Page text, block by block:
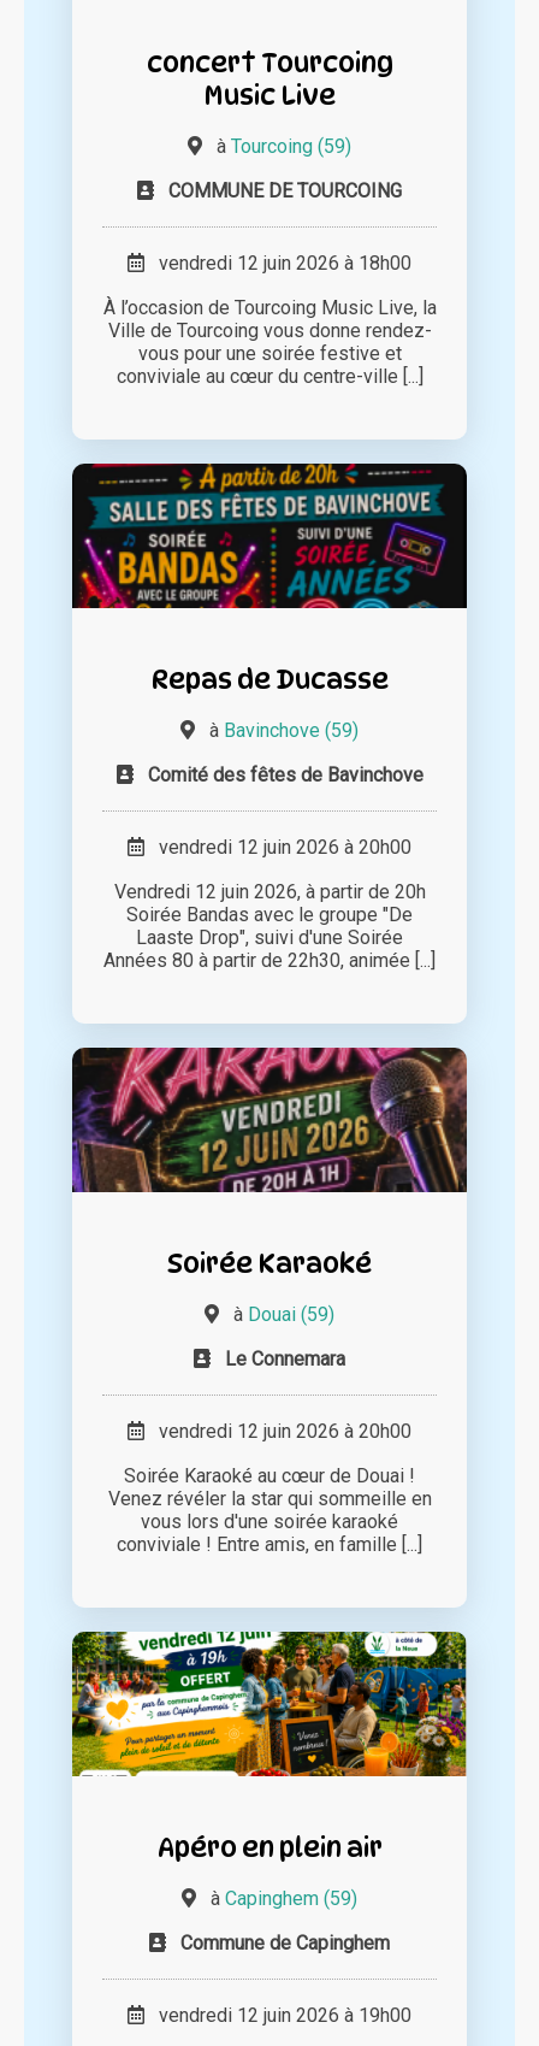
concert Tourcoing
Music Live
à Tourcoing (59)
COMMUNE DE TOURCOING
vendredi 12 juin 2026 à 18h00
À l’occasion de Tourcoing Music Live, la
Ville de Tourcoing vous donne rendez-
vous pour une soirée festive et
conviviale au cœur du centre-ville [...]
Repas de Ducasse
à Bavinchove (59)
Comité des fêtes de Bavinchove
vendredi 12 juin 2026 à 20h00
Vendredi 12 juin 2026, à partir de 20h
Soirée Bandas avec le groupe "De
Laaste Drop", suivi d'une Soirée
Années 80 à partir de 22h30, animée [...]
Soirée Karaoké
à Douai (59)
Le Connemara
vendredi 12 juin 2026 à 20h00
Soirée Karaoké au cœur de Douai !
Venez révéler la star qui sommeille en
vous lors d'une soirée karaoké
conviviale ! Entre amis, en famille [...]
Apéro en plein air
à Capinghem (59)
Commune de Capinghem
vendredi 12 juin 2026 à 19h00